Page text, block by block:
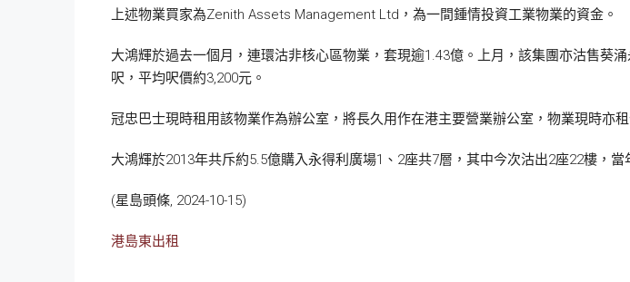
上述物業買家為Zenith Assets Management Ltd，為一間鍾情投資工業物業的資金。
大鴻輝於過去一個月，連環沽非核心區物業，套現逾1.43億。上月，該集團亦沽售葵
呎，平均呎價約3,200元。
冠忠巴士現時租用該物業作為辦公室，將長久用作在港主要營業辦公室，物業現時亦
大鴻輝於2013年共斥約5.5億購入永得利廣場1、2座共7層，其中今次沽出2座22樓，
(星島頭條, 2024-10-15)
港島東出租